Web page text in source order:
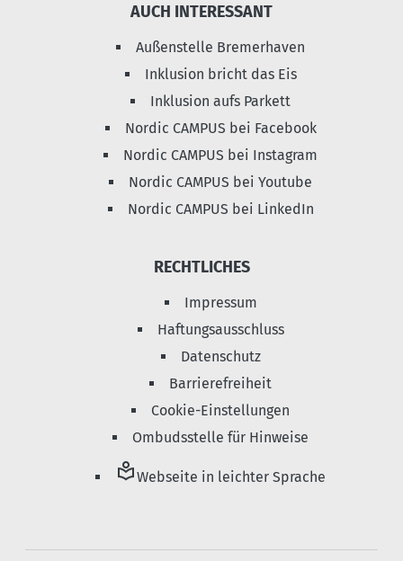
AUCH INTERESSANT
Außenstelle Bremerhaven
Inklusion bricht das Eis
Inklusion aufs Parkett
Nordic CAMPUS bei Facebook
Nordic CAMPUS bei Instagram
Nordic CAMPUS bei Youtube
Nordic CAMPUS bei LinkedIn
RECHTLICHES
Impressum
Haftungsausschluss
Datenschutz
Barrierefreiheit
Cookie-Einstellungen
Ombudsstelle für Hinweise
local_libraryWebseite in leichter Sprache